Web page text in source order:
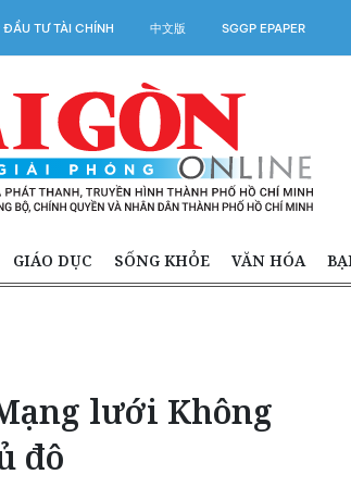
ĐẦU TƯ TÀI CHÍNH 中文版 SGGP EPAPER
GIÁO DỤC SỐNG KHỎE VĂN HÓA
lưới Không
đô